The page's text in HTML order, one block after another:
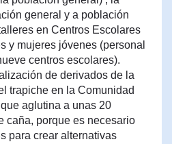
general y a población
en Centros Escolares
y mujeres jóvenes (personal
centros escolares).
de derivados de la
trapiche en la Comunidad
aglutina a unas 20
caña, porque es necesario
para crear alternativas